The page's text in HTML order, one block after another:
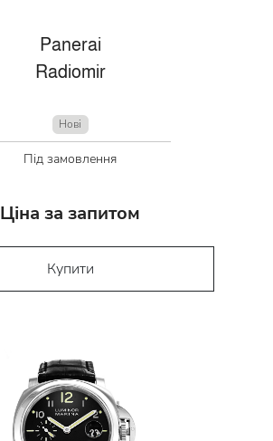
Panerai
Radiomir
Нові
Під замовлення
Ціна за запитом
Купити